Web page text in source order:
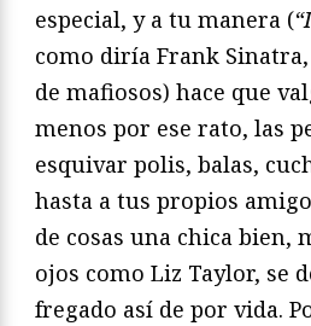
especial, y a tu manera (
como diría Frank
de mafiosos) hace que
menos por ese rato, las
esquivar polis, balas,
hasta a tus propios
de cosas una chica bien,
ojos como Liz Taylor, se
fregado así de por vida.